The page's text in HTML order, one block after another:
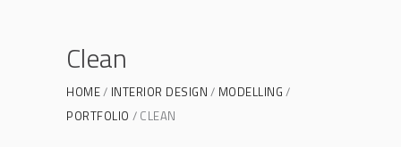
Clean
HOME INTERIOR DESIGN
MODELLING
PORTFOLIO
CLEAN